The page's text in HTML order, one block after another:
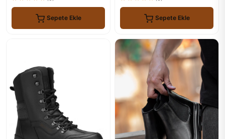
Sepete Ekle Sepete Ekle